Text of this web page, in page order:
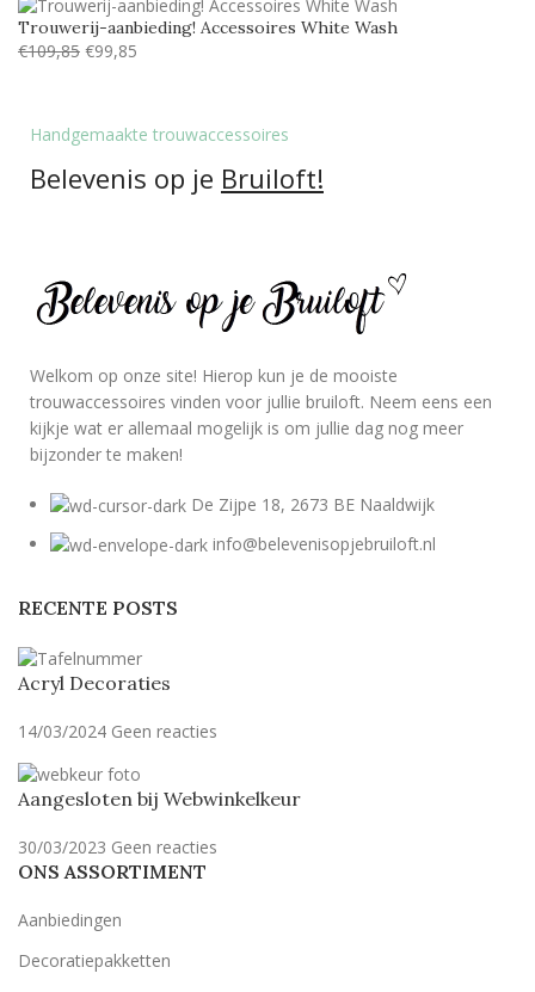
Trouwerij-aanbieding! Accessoires White Wash
€109,85 €99,85
Handgemaakte trouwaccessoires
Belevenis op je Bruiloft!
Welkom op onze site! Hierop kun je de mooiste
trouwaccessoires vinden voor jullie bruiloft. Neem eens een
kijkje wat er allemaal mogelijk is om jullie dag nog meer
bijzonder te maken!
De Zijpe 18, 2673 BE Naaldwijk
info@belevenisopjebruiloft.nl
RECENTE POSTS
Acryl Decoraties
14/03/2024 Geen reacties
Aangesloten bij Webwinkelkeur
30/03/2023 Geen reacties
ONS ASSORTIMENT
Aanbiedingen
Decoratiepakketten